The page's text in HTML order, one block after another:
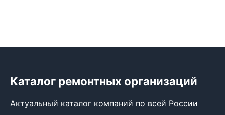
Каталог ремонтных организаций
Актуальный каталог компаний по всей России